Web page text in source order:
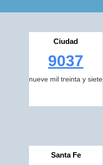
Ciudad
9037
nueve mil treinta y siete
Santa Fe